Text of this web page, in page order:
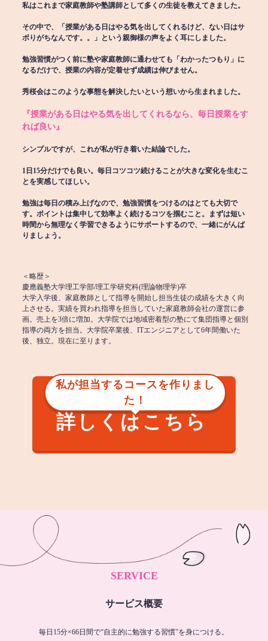
私はこれまで家庭教師や塾講師として多くの生徒を教えてきました。
その中で、「授業がある日はやる気を出してくれるけど、ない日はサ
ボりがちなんです。。」という親御様の声をよく耳にしました。
勉強習慣がつく前に塾や家庭教師に通わせても「わかったつもり」に
なるだけで、授業の内容が定着せず成績は伸びません。
秀桜会はこのような事態を解決したいという想いから生まれました。
『授業がある日はやる気を出してくれるなら、毎日授業をす
れば良い』
シンプルですが、これが私が行き着いた結論でした。
1日15分だけでも良い。毎日コツコツ続けることが大きな変化を生むこ
とを実感してほしい。
勉強は毎日の積み上げなので、勉強習慣をつけるのはとても大切で
す。ポイントは集中して効率よく続けるコツを掴むこと。まずは短い
時間から無理なく学習できるようにサポートするので、一緒にがんば
りましょう。
＜略歴＞
慶應義塾大学理工学部/理工学研究科(理論物理学)卒
大学入学後、家庭教師として指導を開始し担当生徒の成績を大きく向
上させる。実績を買われ指導を担当していた家庭教師会社の運営に参
画。売上を3倍に増加。大学院では地域密着型の塾にて集団指導と個別
指導の両方を担当。大学院卒業後、ITエンジニアとして6年間働いた
後、独立。現在に至ります。
私が担当するコースを作りまし
た！
詳しくはこちら
SERVICE
サービス概要
毎日15分×66日間で“自主的に勉強する習慣”を身につける。